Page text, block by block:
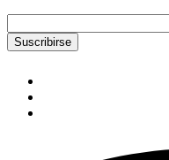
Suscribirse